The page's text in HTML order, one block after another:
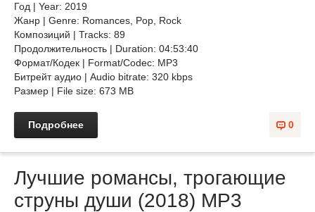
Год | Year: 2019
Жанр | Genre: Romances, Pop, Rock
Композиций | Tracks: 89
Продолжительность | Duration: 04:53:40
Формат/Кодек | Format/Codec: MP3
Битрейт аудио | Audio bitrate: 320 kbps
Размер | File size: 673 MB
0
Подробнее
Лучшие романсы, трогающие
струны души (2018) MP3